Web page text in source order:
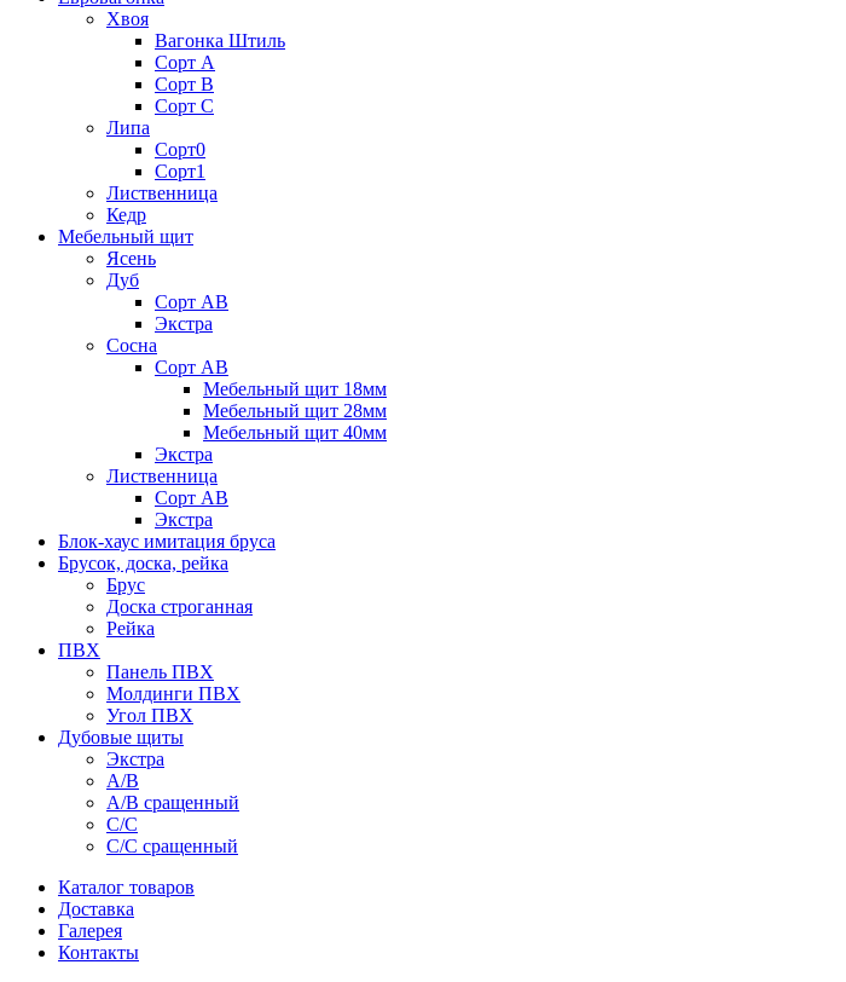
Хвоя
Вагонка Штиль
Сорт А
Сорт В
Сорт С
Липа
Сорт0
Сорт1
Лиственница
Кедр
Мебельный щит
Ясень
Дуб
Сорт АВ
Экстра
Сосна
Сорт АВ
Мебельный щит 18мм
Мебельный щит 28мм
Мебельный щит 40мм
Экстра
Лиственница
Сорт АВ
Экстра
Блок-хаус имитация бруса
Брусок, доска, рейка
Брус
Доска строганная
Рейка
ПВХ
Панель ПВХ
Молдинги ПВХ
Угол ПВХ
Дубовые щиты
Экстра
А/В
А/В сращенный
С/С
С/С сращенный
Каталог товаров
Доставка
Галерея
Контакты